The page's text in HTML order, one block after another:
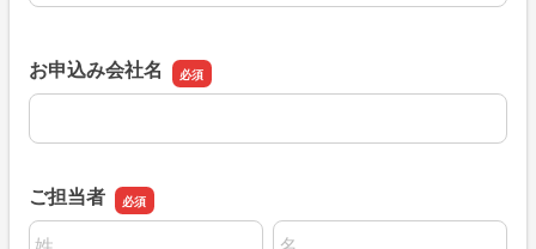
お申込み会社名
お申込み会社名
ご担当者
名前の姓
名前の名